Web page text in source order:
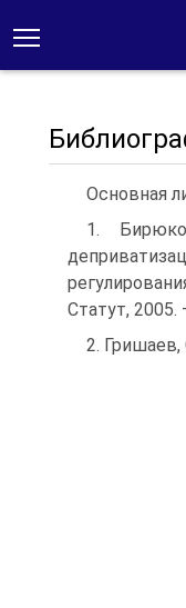
Основная
1.
Статут, 2005.
2. Гришаев,